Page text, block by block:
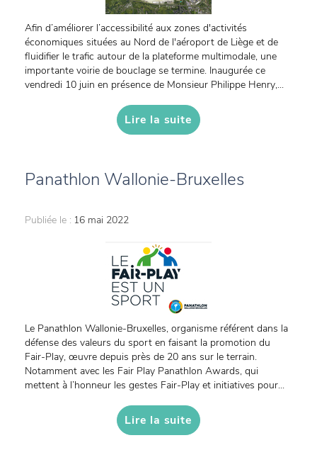
Afin d’améliorer l’accessibilité aux zones d'activités
économiques situées au Nord de l'aéroport de Liège et de
fluidifier le trafic autour de la plateforme multimodale, une
importante voirie de bouclage se termine. Inaugurée ce
vendredi 10 juin en présence de Monsieur Philippe Henry,...
Lire la suite
Panathlon Wallonie-Bruxelles
Publiée le : 16 mai 2022
Le Panathlon Wallonie-Bruxelles, organisme référent dans la
défense des valeurs du sport en faisant la promotion du
Fair-Play, œuvre depuis près de 20 ans sur le terrain.
Notamment avec les Fair Play Panathlon Awards, qui
mettent à l’honneur les gestes Fair-Play et initiatives pour...
Lire la suite